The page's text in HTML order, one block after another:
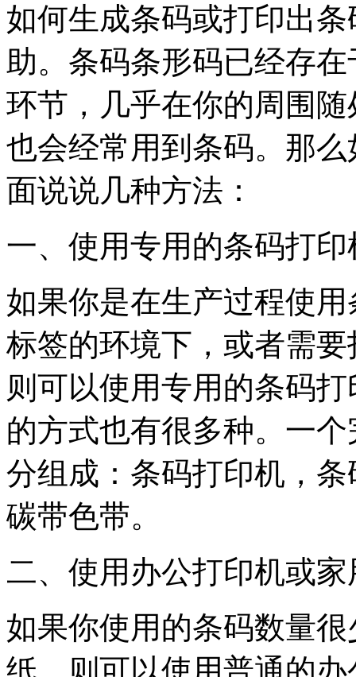
如何生成条码或打印出
助。条码条形码已经存
环节，几乎在你的周围
也会经常用到条码。那
面说说几种方法：
一、使用专用的条码打印
如果你是在生产过程使
标签的环境下，或者需
则可以使用专用的条码
的方式也有很多种。一
分组成：条码打印机，
碳带色带。
二、使用办公打印机或
如果你使用的条码数量
纸，则可以使用普通的